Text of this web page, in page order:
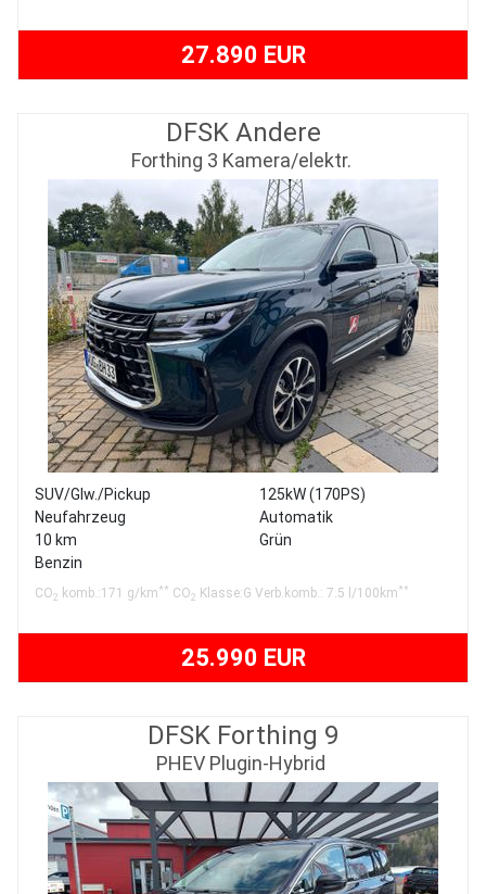
27.890 EUR
DFSK Andere
Forthing 3 Kamera/elektr.
SUV/Glw./Pickup
Neufahrzeug
10 km
Benzin
125kW (170PS)
Automatik
Grün
CO2 komb.:171 g/km ** CO2 Klasse:G Verb.komb.: 7.5 l/100km **
25.990 EUR
DFSK Forthing 9
PHEV Plugin-Hybrid